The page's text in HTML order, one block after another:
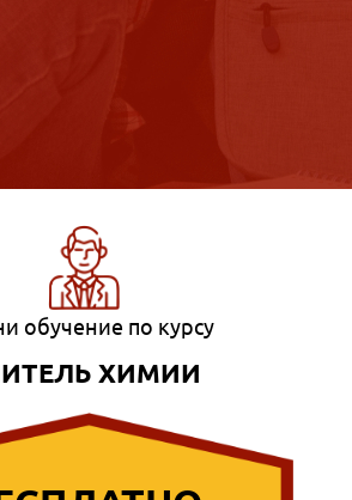
обучение по курсу
ХИМИИ